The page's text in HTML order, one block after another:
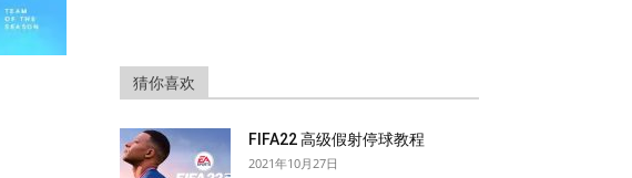
猜你喜欢
FIFA22 高级假射停球教程
2021年10月27日